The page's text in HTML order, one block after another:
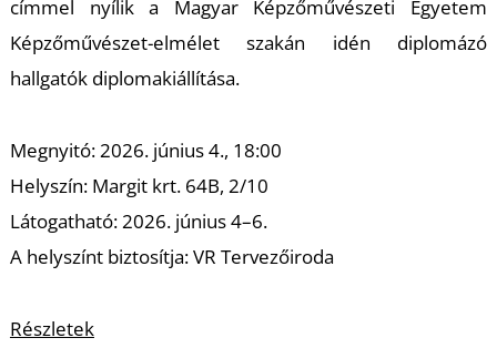
címmel nyílik a Magyar Képzőművészeti Egyetem
Képzőművészet-elmélet szakán idén diplomázó
hallgatók diplomakiállítása.
Megnyitó: 2026. június 4., 18:00
Helyszín: Margit krt. 64B, 2/10
Látogatható: 2026. június 4–6.
A helyszínt biztosítja: VR Tervezőiroda
Részletek